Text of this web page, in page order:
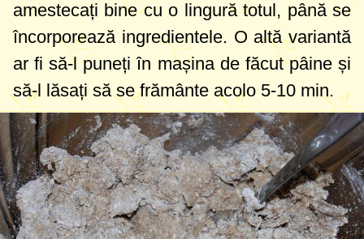
amestecați bine cu o lingură totul, până se
încorporează ingredientele. O altă variantă
ar fi să-l puneți în mașina de făcut pâine și
să-l lăsați să se frământe acolo 5-10 min.